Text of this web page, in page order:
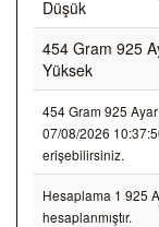
Düşük
454 Gram 925
Yüksek
454 Gram 925
07/08/2026
erişebilirsiniz.
Hesaplama 1 925
hesaplanmıştır.